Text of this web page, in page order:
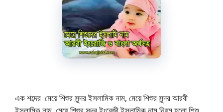
এক শব্দের মেয়ে শিশুর সুন্দর ইসলামিক নাম, মেয়ে শিশুর সুন্দর আরবী